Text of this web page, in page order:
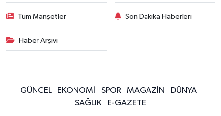
Tüm Manşetler Son Dakika Haberleri
Haber Arşivi
GÜNCEL EKONOMİ SPOR MAGAZİN
DÜNYA
SAĞLIK
E-GAZETE